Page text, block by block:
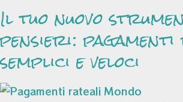
Il tuo nuovo
pensieri:
semplici e veloci